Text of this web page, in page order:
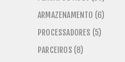
ARMAZENAMENTO (6)
PROCESSADORES (5)
PARCEIROS (8)